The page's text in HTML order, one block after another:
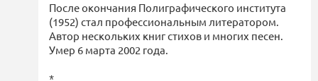
После окончания Полиграфического института
(1952) стал профессиональным литератором.
Автор нескольких книг стихов и многих песен.
Умер 6 марта 2002 года.
*